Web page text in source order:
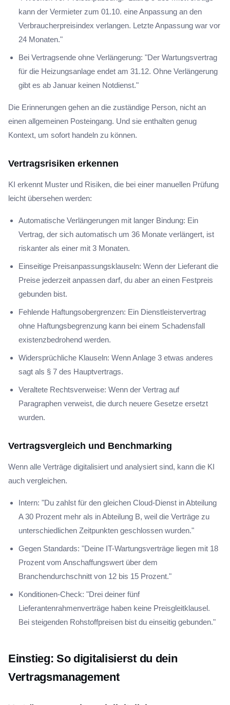
kann der Vermieter zum 01.10. eine Anpassung an den
Verbraucherpreisindex verlangen. Letzte Anpassung war vor
24 Monaten."
Bei Vertragsende ohne Verlängerung: "Der Wartungsvertrag
für die Heizungsanlage endet am 31.12. Ohne Verlängerung
gibt es ab Januar keinen Notdienst."
Die Erinnerungen gehen an die zuständige Person, nicht an
einen allgemeinen Posteingang. Und sie enthalten genug
Kontext, um sofort handeln zu können.
Vertragsrisiken erkennen
KI erkennt Muster und Risiken, die bei einer manuellen Prüfung
leicht übersehen werden:
Automatische Verlängerungen mit langer Bindung: Ein
Vertrag, der sich automatisch um 36 Monate verlängert, ist
riskanter als einer mit 3 Monaten.
Einseitige Preisanpassungsklauseln: Wenn der Lieferant die
Preise jederzeit anpassen darf, du aber an einen Festpreis
gebunden bist.
Fehlende Haftungsobergrenzen: Ein Dienstleistervertrag
ohne Haftungsbegrenzung kann bei einem Schadensfall
existenzbedrohend werden.
Widersprüchliche Klauseln: Wenn Anlage 3 etwas anderes
sagt als § 7 des Hauptvertrags.
Veraltete Rechtsverweise: Wenn der Vertrag auf
Paragraphen verweist, die durch neuere Gesetze ersetzt
wurden.
Vertragsvergleich und Benchmarking
Wenn alle Verträge digitalisiert und analysiert sind, kann die KI
auch vergleichen.
Intern: "Du zahlst für den gleichen Cloud-Dienst in Abteilung
A 30 Prozent mehr als in Abteilung B, weil die Verträge zu
unterschiedlichen Zeitpunkten geschlossen wurden."
Gegen Standards: "Deine IT-Wartungsverträge liegen mit 18
Prozent vom Anschaffungswert über dem
Branchendurchschnitt von 12 bis 15 Prozent."
Konditionen-Check: "Drei deiner fünf
Lieferantenrahmenverträge haben keine Preisgleitklausel.
Bei steigenden Rohstoffpreisen bist du einseitig gebunden."
Einstieg: So digitalisierst du dein
Vertragsmanagement